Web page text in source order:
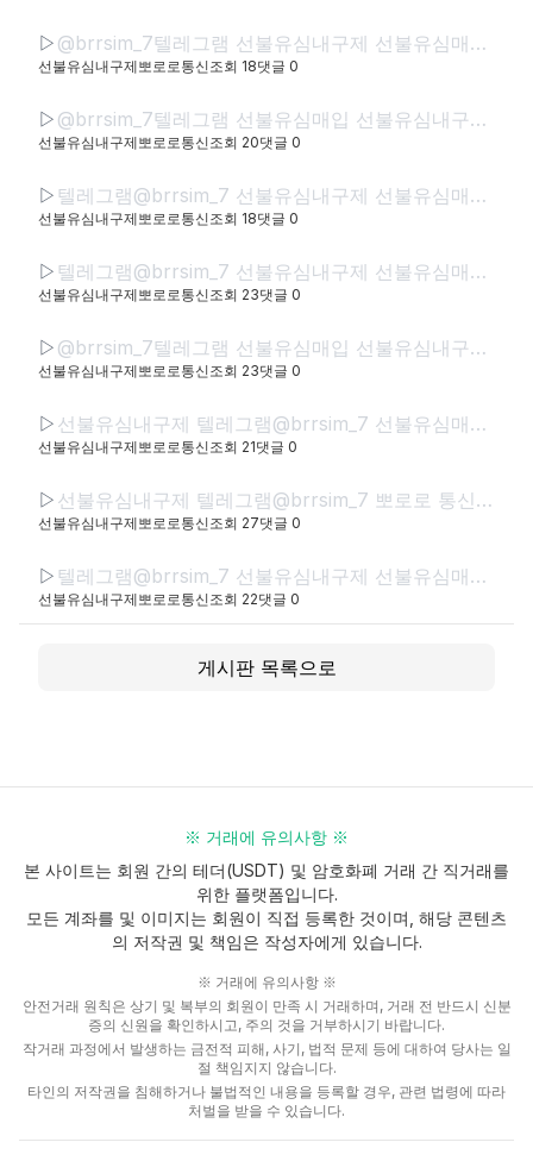
▷ @brrsim_7텔레그램 선불유심내구제 선불유심매입 선불폰내구제 뽀로로통신 급전 선불유심현금화하는업체 선불유심구매 무직신불자소액급전
선불유심내구제뽀로로통신조회 18댓글 0
▷ @brrsim_7텔레그램 선불유심매입 선불유심내구제 뽀로로통신 선불유심현금화하는업체 프리랜서소액급전 선불폰유심매입합니다 급전 선불유심구매 바로정산
선불유심내구제뽀로로통신조회 20댓글 0
▷ 텔레그램@brrsim_7 선불유심내구제 선불유심매입 뽀로로통신 급전 정부정책자금생활안정생계급전지원금 선불유심구매 연체자바로소액급전
선불유심내구제뽀로로통신조회 18댓글 0
▷ 텔레그램@brrsim_7 선불유심내구제 선불유심매입 뽀로로통신 직장인바로소액급전 선불유심구매 급전 연체자바로소액급전 근로복지공단긴급생계비
선불유심내구제뽀로로통신조회 23댓글 0
▷ @brrsim_7텔레그램 선불유심매입 선불유심내구제 뽀로로통신 선불유심현금화하는업체 프리랜서소액급전 선불폰유심매입합니다 급전 선불유심구매 바로정산
선불유심내구제뽀로로통신조회 23댓글 0
▷ 선불유심내구제 텔레그램@brrsim_7 선불유심매입 뽀로로통신 급전 모바일급전 저신용자비상금소액 유심칩매입문의 선불유심구매
선불유심내구제뽀로로통신조회 21댓글 0
▷ 선불유심내구제 텔레그램@brrsim_7 뽀로로 통신 선불유심매입 급전 신뢰와 정직으로 함께하는 금융 파트너,뽀로로 통신 정식등록된 선불유심내구제 선불유심구매 정식업체로서 고객 여
선불유심내구제뽀로로통신조회 27댓글 0
▷ 텔레그램@brrsim_7 선불유심내구제 선불유심매입 뽀로로통신 급전 정부정책자금생활안정생계급전지원금 선불유심구매 연체자바로소액급전
선불유심내구제뽀로로통신조회 22댓글 0
게시판 목록으로
※ 거래에 유의사항 ※
본 사이트는 회원 간의 테더(USDT) 및 암호화폐 거래 간 직거래를
위한 플랫폼입니다.
모든 계좌를 및 이미지는 회원이 직접 등록한 것이며, 해당 콘텐츠
의 저작권 및 책임은 작성자에게 있습니다.
※ 거래에 유의사항 ※
안전거래 원칙은 상기 및 복부의 회원이 만족 시 거래하며, 거래 전 반드시 신분
증의 신원을 확인하시고, 주의 것을 거부하시기 바랍니다.
작거래 과정에서 발생하는 금전적 피해, 사기, 법적 문제 등에 대하여 당사는 일
절 책임지지 않습니다.
타인의 저작권을 침해하거나 불법적인 내용을 등록할 경우, 관련 법령에 따라
처벌을 받을 수 있습니다.